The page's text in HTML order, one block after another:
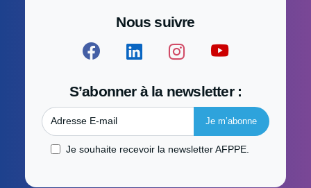
Nous suivre
S’abonner à la newsletter :
Adresse E-mail
Je souhaite recevoir la newsletter AFPPE.